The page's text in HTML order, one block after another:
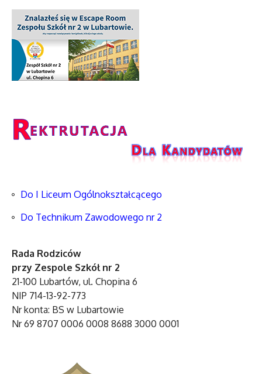
Do I Liceum Ogólnokształcącego
Do Technikum Zawodowego nr 2
Rada Rodziców
przy Zespole Szkół nr 2
21-100 Lubartów, ul. Chopina 6
NIP 714-13-92-773
Nr konta: BS w Lubartowie
Nr 69 8707 0006 0008 8688 3000 0001